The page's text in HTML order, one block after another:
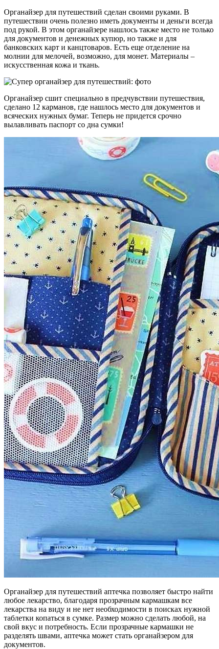
Органайзер для путешествий сделан своими руками. В
путешествии очень полезно иметь документы и деньги всегда
под рукой. В этом органайзере нашлось также место не только
для документов и денежных купюр, но также и для
банковских карт и канцтоваров. Есть еще отделение на
молнии для мелочей, возможно, для монет. Материалы –
искусственная кожа и ткань.
Органайзер сшит специально в предчувствии путешествия,
сделано 12 карманов, где нашлось место для документов и
всяческих нужных бумаг. Теперь не придется срочно
вылавливать паспорт со дна сумки!
Органайзер для путешествий аптечка позволяет быстро найти
любое лекарство, благодаря прозрачным кармашкам все
лекарства на виду и не нет необходимости в поисках нужной
таблетки копаться в сумке. Размер можно сделать любой, на
свой вкус и потребность. Если прозрачные кармашки не
разделять швами, аптечка может стать органайзером для
документов.